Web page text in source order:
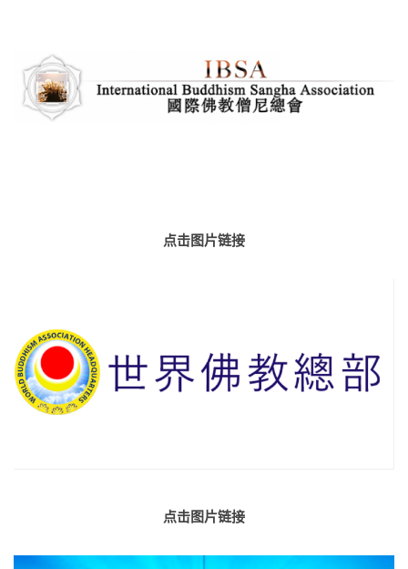
点击图片链接
点击图片链接